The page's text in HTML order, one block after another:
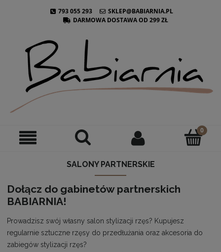
793 055 293
SKLEP@BABIARNIA.PL
DARMOWA DOSTAWA OD 299 ZŁ
SALONY PARTNERSKIE
Dołącz do gabinetów partnerskich
BABIARNIA!
Prowadzisz swój własny salon stylizacji rzęs? Kupujesz
regularnie sztuczne rzęsy do przedłużania oraz akcesoria do
zabiegów stylizacji rzęs?